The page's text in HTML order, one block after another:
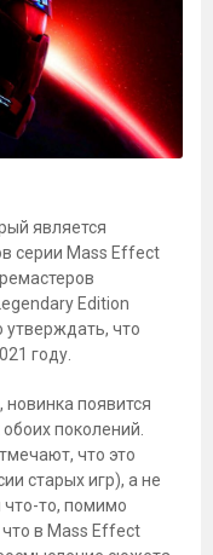
является
серии Mass Effect
Edition
что
году.
новинка появится
поколений.
что это
старых игр), а не
что-то, помимо
что в Mass Effect